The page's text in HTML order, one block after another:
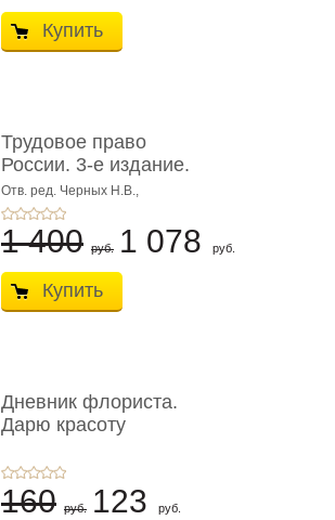
Купить
Трудовое право
России. 3-е издание.
Учебник для ...
Отв. ред. Черных Н.В.,
Шестерякова И.В.
1 400 руб. 1 078 руб.
Купить
Дневник флориста.
Дарю красоту
160 руб. 123 руб.